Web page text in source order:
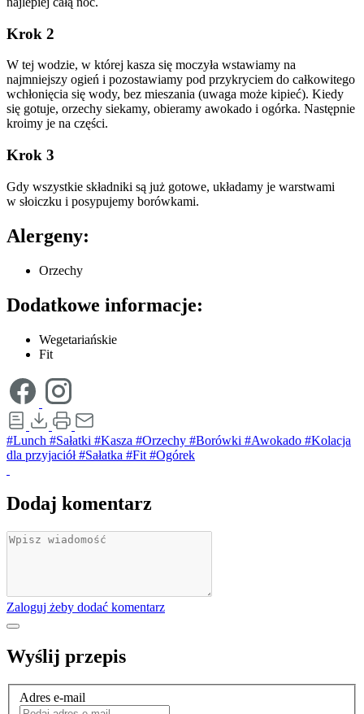
Krok 2
W tej wodzie, w której kasza się moczyła wstawiamy na
najmniejszy ogień i pozostawiamy pod przykryciem do całkowitego
wchłonięcia się wody, bez mieszania (uwaga może kipieć). Kiedy
się gotuje, orzechy siekamy, obieramy awokado i ogórka. Następnie
kroimy je na części.
Krok 3
Gdy wszystkie składniki są już gotowe, układamy je warstwami
w słoiczku i posypujemy borówkami.
Alergeny:
Orzechy
Dodatkowe informacje:
Wegetariańskie
Fit
#Lunch #Sałatki #Kasza #Orzechy #Borówki #Awokado #Kolacja
dla przyjaciół#Sałatka #Fit #Ogórek
Dodaj komentarz
Zaloguj żeby dodać komentarz
Wyślij przepis
Adres e-mail